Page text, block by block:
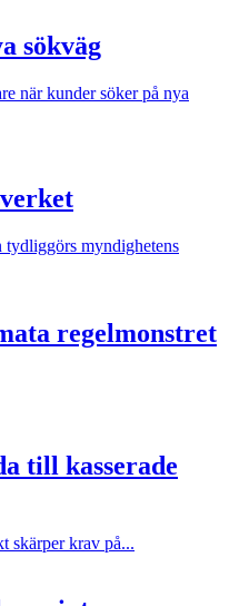
sökväg
när kunder söker på nya
tydliggörs myndighetens
regelmonstret
till kasserade
skärper krav på...